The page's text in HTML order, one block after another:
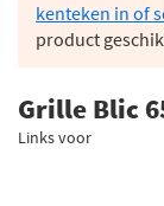
kenteken in of
product
Grille Blic
Links voor